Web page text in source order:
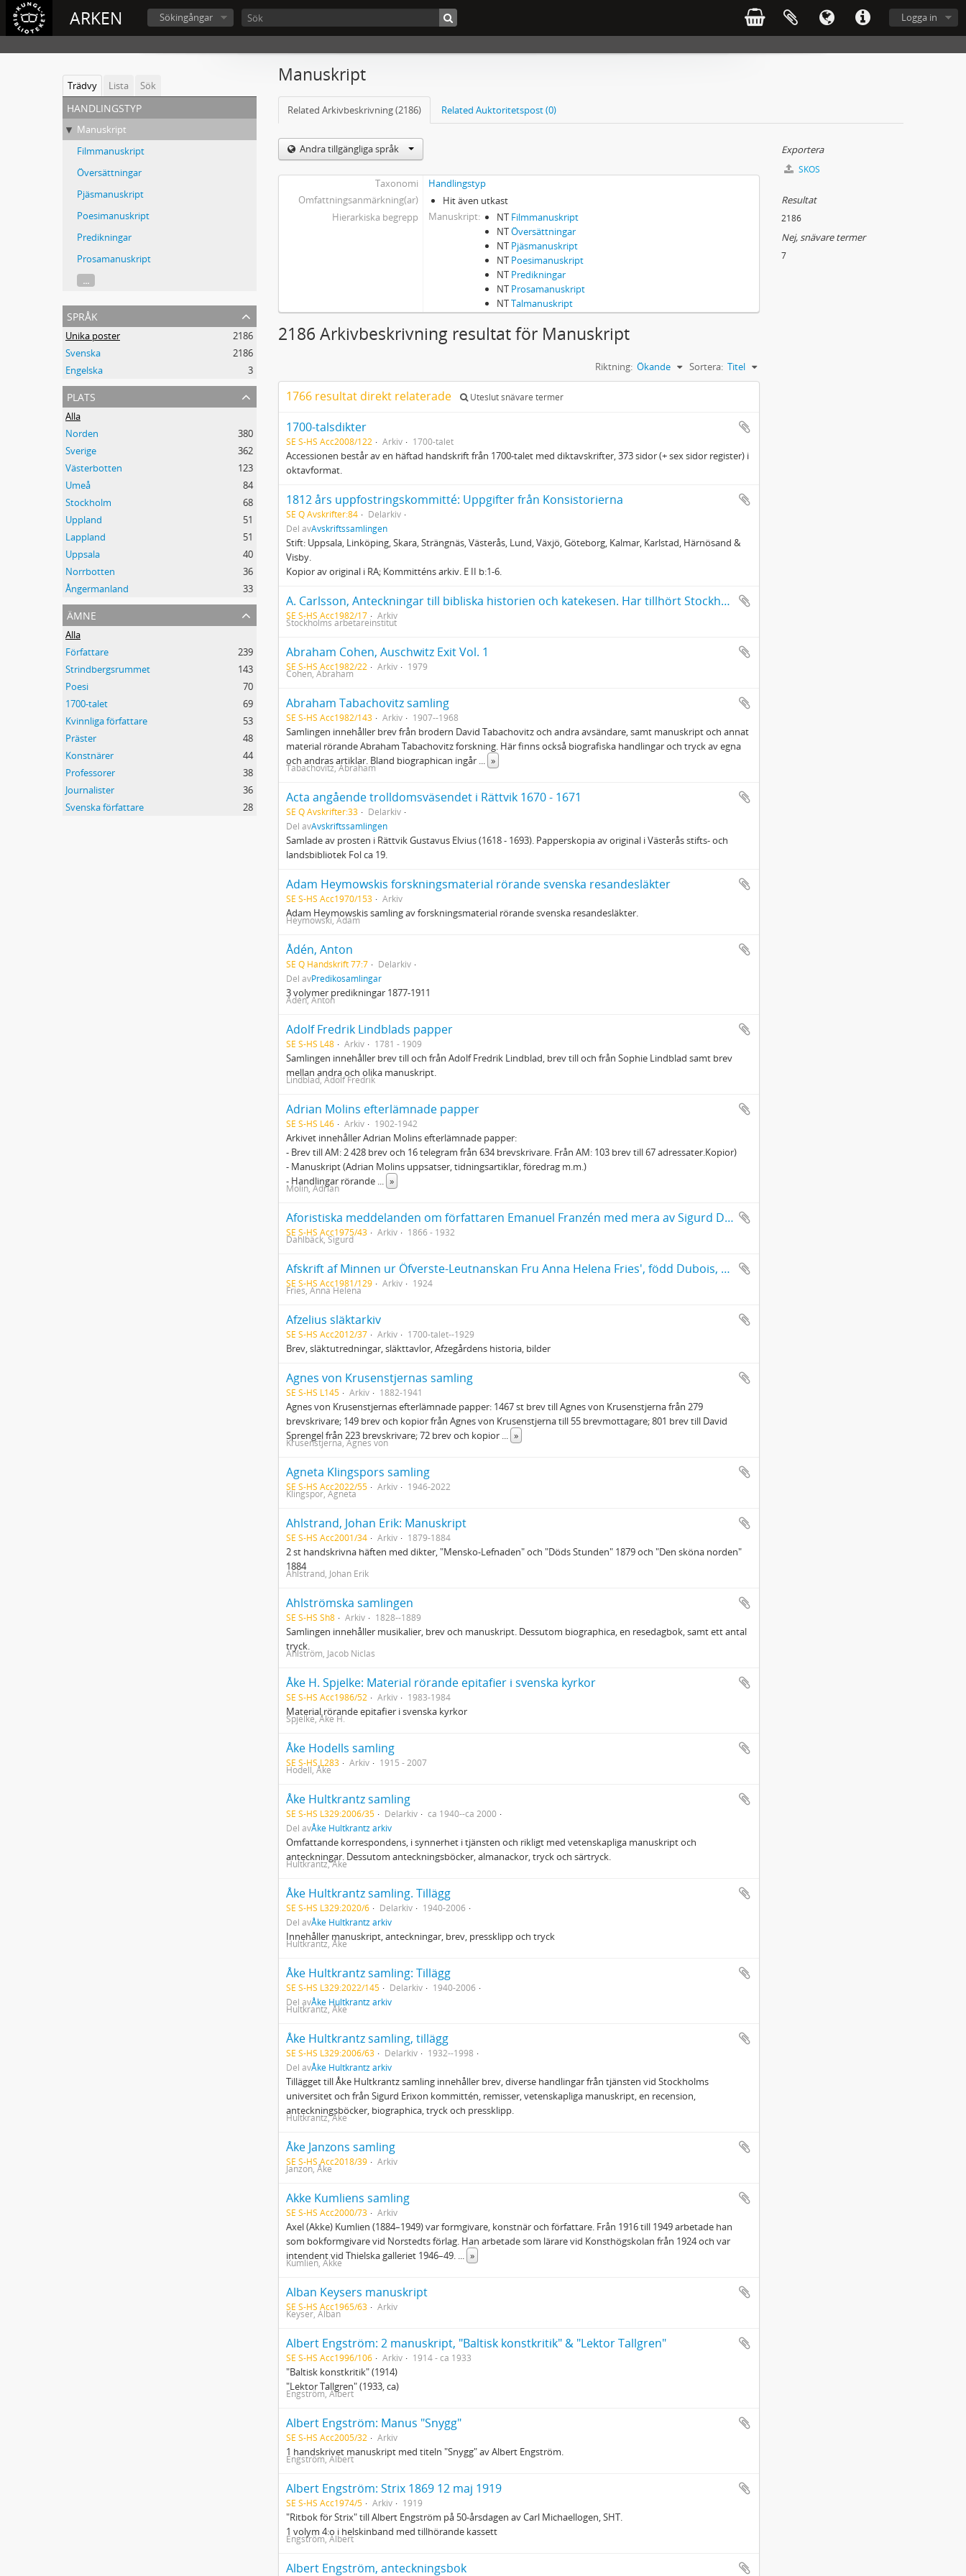
ARKEN Logga in
Sökingångar
Trädvy Lista Sök
handlingstyp
Manuskript
Filmmanuskript
Översättningar
Pjäsmanuskript
Poesimanuskript
Predikningar
Prosamanuskript
...
språk
Unika poster
2186
Svenska
2186
Engelska
3
plats
Alla
Norden
380
Sverige
362
Västerbotten
123
Umeå
84
Stockholm
68
Uppland
51
Lappland
51
Uppsala
40
Norrbotten
36
Ångermanland
33
ämne
Alla
Författare
239
Strindbergsrummet
143
Poesi
70
1700-talet
69
Kvinnliga författare
53
Präster
48
Konstnärer
44
Professorer
38
Journalister
36
Svenska författare
28
Manuskript
Related Arkivbeskrivning (2186) Related Auktoritetspost (0)
Andra tillgängliga språk
Taxonomi
Handlingstyp
Omfattningsanmärkning(ar)
Hit även utkast
Hierarkiska begrepp
Manuskript NT Filmmanuskript
NTÖversättningar
NT Pjäsmanuskript
NT Poesimanuskript
NT Predikningar
NT Prosamanuskript
NTTalmanuskript
2186 Arkivbeskrivning resultat för Manuskript
Sortera: Titel
Riktning: Ökande
1766 resultat direkt relaterade Uteslut snävare termer
1700-talsdikter
SE S-HS Acc2008/122 Arkiv 1700-talet
Accessionen består av en häftad handskrift från 1700-talet med diktavskrifter, 373 sidor (+ sex sidor register) i
oktavformat.
1812 års uppfostringskommitté: Uppgifter från Konsistorierna
SE Q Avskrifter:84
Delarkiv
Del avAvskriftssamlingen
Stift: Uppsala, Linköping, Skara, Strängnäs, Västerås, Lund, Växjö, Göteborg, Kalmar, Karlstad, Härnösand &
Visby.
Kopior av original i RA; Kommitténs arkiv. E II b:1-6.
A. Carlsson, Anteckningar till bibliska historien och katekesen. Har tillhört Stockholms arbetareinstituts bibliotek
SE S-HS Acc1982/17 Arkiv
Stockholms arbetareinstitut
Abraham Cohen, Auschwitz Exit Vol. 1
SE S-HS Acc1982/22 Arkiv 1979
Cohen, Abraham
Abraham Tabachovitz samling
SE S-HS Acc1982/143 Arkiv 1907--1968
Samlingen innehåller brev från brodern David Tabachovitz och andra avsändare, samt manuskript och annat
material rörande Abraham Tabachovitz forskning. Här finns också biografiska handlingar och tryck av egna
och andras artiklar. Bland biographican ingår ... »
Tabachovitz, Abraham
Acta angående trolldomsväsendet i Rättvik 1670 - 1671
SE Q Avskrifter:33
Delarkiv
Del avAvskriftssamlingen
Samlade av prosten i Rättvik Gustavus Elvius (1618 - 1693). Papperskopia av original i Västerås stifts- och
landsbibliotek Fol ca 19.
Adam Heymowskis forskningsmaterial rörande svenska resandesläkter
SE S-HS Acc1970/153 Arkiv
Adam Heymowskis samling av forskningsmaterial rörande svenska resandesläkter.
Heymowski, Adam
Ådén, Anton
SE Q Handskrift 77:7
Delarkiv
Del avPredikosamlingar
3 volymer predikningar 1877-1911
Ådén, Anton
Adolf Fredrik Lindblads papper
SE S-HS L48 Arkiv 1781 - 1909
Samlingen innehåller brev till och från Adolf Fredrik Lindblad, brev till och från Sophie Lindblad samt brev
mellan andra och olika manuskript.
Lindblad, Adolf Fredrik
Adrian Molins efterlämnade papper
SE S-HS L46 Arkiv 1902-1942
Arkivet innehåller Adrian Molins efterlämnade papper:
- Brev till AM: 2 428 brev och 16 telegram från 634 brevskrivare. Från AM: 103 brev till 67 adressater.Kopior)
- Manuskript (Adrian Molins uppsatser, tidningsartiklar, föredrag m.m.)
- Handlingar rörande ... »
Molin, Adrian
Aforistiska meddelanden om författaren Emanuel Franzén med mera av Sigurd Dahlbäck (kopia)
SE S-HS Acc1975/43 Arkiv 1866 - 1932
Dahlbäck, Sigurd
Afskrift af Minnen ur Öfverste-Leutnanskan Fru Anna Helena Fries', född Dubois, Lefnadslopp af henne egenhändigt sammanskrifne
SE S-HS Acc1981/129 Arkiv 1924
Fries, Anna Helena
Afzelius släktarkiv
SE S-HS Acc2012/37 Arkiv 1700-talet--1929
Brev, släktutredningar, släkttavlor, Afzegårdens historia, bilder
Agnes von Krusenstjernas samling
SE S-HS L145 Arkiv 1882-1941
Agnes von Krusenstjernas efterlämnade papper: 1467 st brev till Agnes von Krusenstjerna från 279
brevskrivare; 149 brev och kopior från Agnes von Krusenstjerna till 55 brevmottagare; 801 brev till David
Sprengel från 223 brevskrivare; 72 brev och kopior ... »
Krusenstjerna, Agnes von
Agneta Klingspors samling
SE S-HS Acc2022/55 Arkiv 1946-2022
Klingspor, Agneta
Ahlstrand, Johan Erik: Manuskript
SE S-HS Acc2001/34 Arkiv 1879-1884
2 st handskrivna häften med dikter, "Mensko-Lefnaden" och "Döds Stunden" 1879 och "Den sköna norden"
1884
Ahlstrand, Johan Erik
Ahlströmska samlingen
SE S-HS Sh8 Arkiv 1828--1889
Samlingen innehåller musikalier, brev och manuskript. Dessutom biographica, en resedagbok, samt ett antal
tryck.
Ahlström, Jacob Niclas
Åke H. Spjelke: Material rörande epitafier i svenska kyrkor
SE S-HS Acc1986/52 Arkiv 1983-1984
Material rörande epitafier i svenska kyrkor
Spjelke, Åke H.
Åke Hodells samling
SE S-HS L283 Arkiv 1915 - 2007
Hodell, Åke
Åke Hultkrantz samling
SE S-HS L329:2006/35 Delarkiv
ca 1940--ca 2000
Del avÅke Hultkrantz arkiv
Omfattande korrespondens, i synnerhet i tjänsten och rikligt med vetenskapliga manuskript och
anteckningar. Dessutom anteckningsböcker, almanackor, tryck och särtryck.
Hultkrantz, Åke
Åke Hultkrantz samling. Tillägg
SE S-HS L329:2020/6 Delarkiv
1940-2006
Del avÅke Hultkrantz arkiv
Innehåller manuskript, anteckningar, brev, pressklipp och tryck
Hultkrantz, Åke
Åke Hultkrantz samling: Tillägg
SE S-HS L329:2022/145 Delarkiv
1940-2006
Del avÅke Hultkrantz arkiv
Hultkrantz, Åke
Åke Hultkrantz samling, tillägg
SE S-HS L329:2006/63 Delarkiv
1932--1998
Del avÅke Hultkrantz arkiv
Tillägget till Åke Hultkrantz samling innehåller brev, diverse handlingar från tjänsten vid Stockholms
universitet och från Sigurd Erixon kommittén, remisser, vetenskapliga manuskript, en recension,
anteckningsböcker, biographica, tryck och pressklipp.
Hultkrantz, Åke
Åke Janzons samling
SE S-HS Acc2018/39 Arkiv
Janzon, Åke
Akke Kumliens samling
SE S-HS Acc2000/73 Arkiv
Axel (Akke) Kumlien (1884–1949) var formgivare, konstnär och författare. Från 1916 till 1949 arbetade han
som bokformgivare vid Norstedts förlag. Han arbetade som lärare vid Konsthögskolan från 1924 och var
intendent vid Thielska galleriet 1946–49. ... »
Kumlien, Akke
Alban Keysers manuskript
SE S-HS Acc1965/63 Arkiv
Keyser, Alban
Albert Engström: 2 manuskript, "Baltisk konstkritik" & "Lektor Tallgren"
SE S-HS Acc1996/106 Arkiv 1914 - ca 1933
"Baltisk konstkritik" (1914)
"Lektor Tallgren" (1933, ca)
Engström, Albert
Albert Engström: Manus "Snygg"
SE S-HS Acc2005/32 Arkiv
1 handskrivet manuskript med titeln "Snygg" av Albert Engström.
Engström, Albert
Albert Engström: Strix 1869 12 maj 1919
SE S-HS Acc1974/5 Arkiv 1919
"Ritbok för Strix" till Albert Engström på 50-årsdagen av Carl Michaellogen, SHT.
1 volym 4:o i helskinband med tillhörande kassett
Engström, Albert
Albert Engström, anteckningsbok
Exportera
SKOS
Resultat
2186
Nej, snävare termer
7